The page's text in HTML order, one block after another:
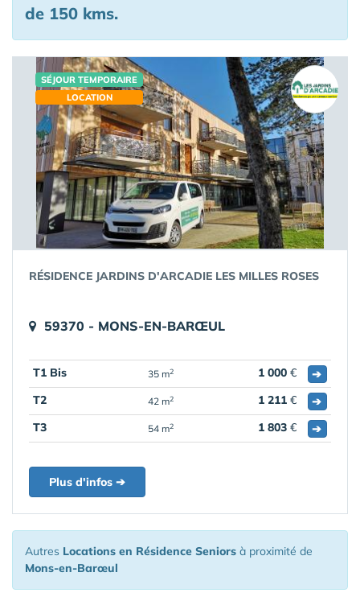
de 150 kms.
SÉJOUR TEMPORAIRE
LOCATION
RÉSIDENCE JARDINS D'ARCADIE LES MILLES ROSES
59370 - MONS-EN-BARŒUL
T1 Bis 35 m2 1 000 €
➔
T2
42 m2 1 211 €
➔
T3
54 m2 1 803 € ➔
Plus d'infos ➔
Autres Locations en Résidence Seniors à proximité de
Mons-en-Barœul